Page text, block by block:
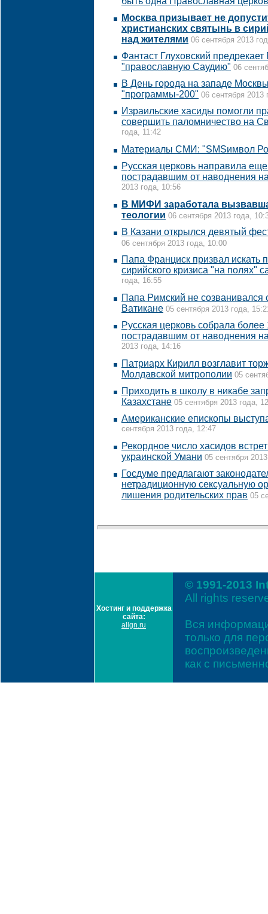
Москва призывает не
христианских святынь в
над жителями 06 сентября 2013
Фантаст Глуховский
"православную Саудию" 06
В День города на западе
"программы-200" 06 сентября 2013
Израильские хасиды помогли
совершить паломничество на
года, 11:42
Материалы СМИ: "SMSимвол
Русская церковь направила
пострадавшим от наводнения
2013 года, 10:56
В МИФИ заработала
теологии 06 сентября 2013 года,
В Казани открылся девятый
06 сентября 2013 года, 10:00
Папа Франциск призвал искать
сирийского кризиса "на полях"
года, 16:55
Папа Римский не созванивался
Ватикане 05 сентября 2013 года,
Русская церковь собрала
пострадавшим от наводнения
2013 года, 14:16
Патриарх Кирилл возглавит
Молдавской митрополии 05
Приходить в школу в никабе
Казахстане 05 сентября 2013 года,
Американские епископы
сентября 2013 года, 12:47
Рекордное число хасидов
украинской Умани 05 сентября
Госдуме предлагают
нетрадиционную сексуальную
лишения родительских прав 05
Хостинг и поддержка
сайта:
allgn.ru
© 1991-2013
All rights
Вся
только для
как с